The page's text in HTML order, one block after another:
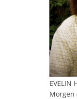
EVELIN
Morgen